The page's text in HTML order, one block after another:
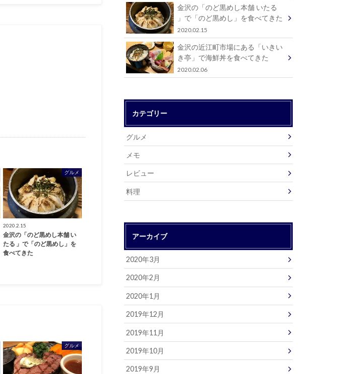
グルメ
2020.2.15
金沢の「のど黒めし本舗 い
たる 」で「のど黒めし」を
食べてきた
グルメ
金沢の「のど黒めし本舗 いたる
」で「のど黒めし」を食べてきた
2020.02.15
金沢の近江町市場にある「いきい
き亭」で海鮮丼を食べてきた
2020.02.06
カテゴリー
グルメ
メモ
レビュー
料理
アーカイブ
2020年3月
2020年2月
2020年1月
2019年12月
2019年11月
2019年10月
2019年9月